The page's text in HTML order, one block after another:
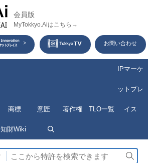
会員版
MyTokkyo.Aiはこちら→
お問い合わせ
商標 意匠 著作権 TLO一覧
IPマーケ
ットプレ
イス
知財Wiki
検
索